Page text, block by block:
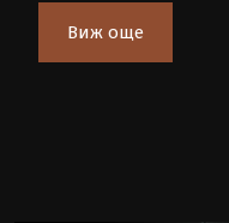
Виж още